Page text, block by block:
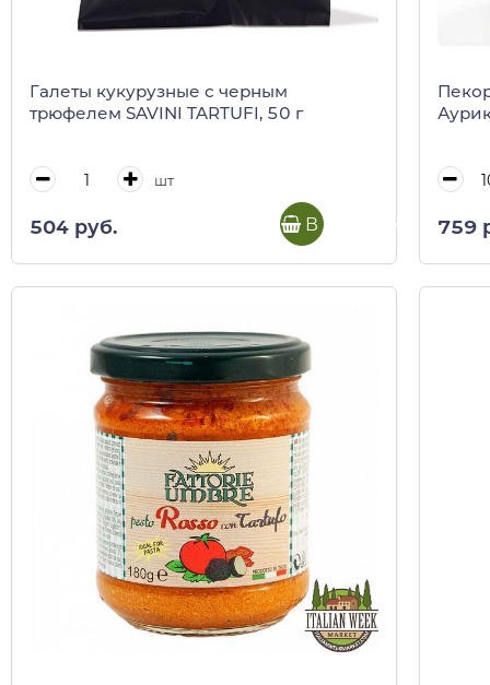
Галеты кукурузные с черным
трюфелем SAVINI TARTUFI, 50 г
шт
504 руб. В корзину 759